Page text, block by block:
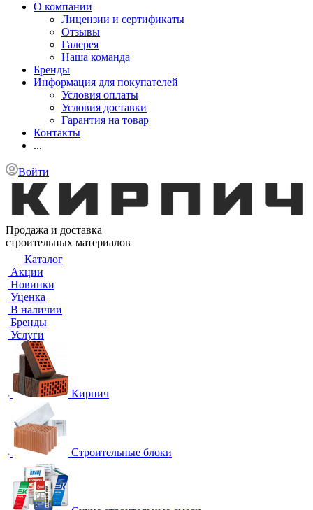
О компании
Лицензии и сертификаты
Отзывы
Галерея
Наша команда
Бренды
Информация для покупателей
Условия оплаты
Условия доставки
Гарантия на товар
Контакты
...
Войти
Продажа и доставка
строительных материалов
Каталог
Акции
Новинки
Уценка
В наличии
Бренды
Услуги
Кирпич
Строительные блоки